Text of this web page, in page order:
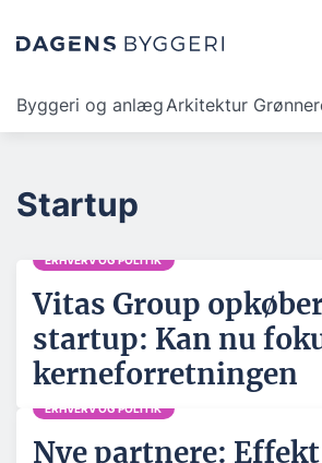
Byggeri og anlægArkitektur
Startup
ERHVERV OG POLITIK
Vitas Group
startup: Kan nu
kerneforretningen
ERHVERV OG POLITIK
Nye partnere: